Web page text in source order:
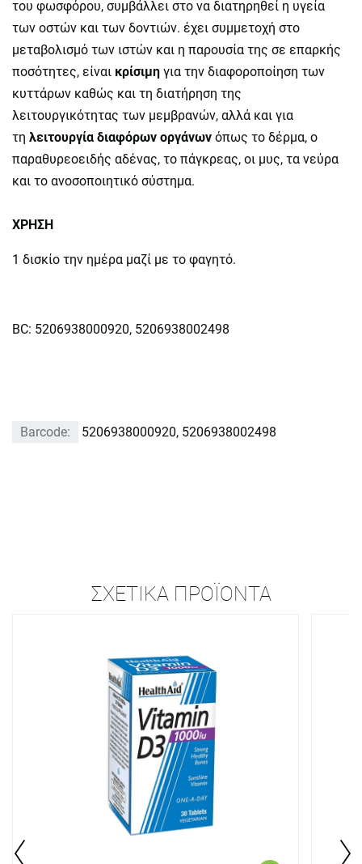
του φωσφόρου, συμβάλλει στο να διατηρηθεί η υγεία
των οστών και των δοντιών. έχει συμμετοχή στο
μεταβολισμό των ιστών και η παρουσία της σε επαρκής
ποσότητες, είναι κρίσιμη για την διαφοροποίηση των
κυττάρων καθώς και τη διατήρηση της
λειτουργικότητας των μεμβρανών, αλλά και για
τη λειτουργία διαφόρων οργάνων όπως το δέρμα, ο
παραθυρεοειδής αδένας, το πάγκρεας, οι μυς, τα νεύρα
και το ανοσοποιητικό σύστημα.
ΧΡΗΣΗ
1 δισκίο την ημέρα μαζί με το φαγητό.
BC: 5206938000920, 5206938002498
Barcode: 5206938000920, 5206938002498
ΣΧΕΤΙΚΆ ΠΡΟΪΌΝΤΑ